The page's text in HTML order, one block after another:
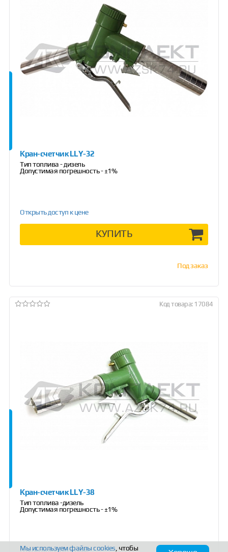
Кран-счетчик LLY-32
Тип топлива - дизель
Допустимая погрешность - ±1%
Открыть доступ к цене
КУПИТЬ
Под заказ
Код товара: 17084
Кран-счетчик LLY-38
Тип топлива -дизель
Допустимая погрешность - ±1%
Открыть доступ к цене
Мы используем файлыcookies , чтобы